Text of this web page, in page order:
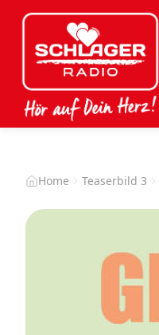
Home Teaserbild 3